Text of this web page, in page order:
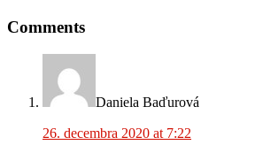
Comments
Daniela Baďurová
26. decembra 2020 at 7:22